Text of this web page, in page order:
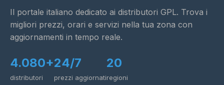
Il portale italiano dedicato ai distributori GPL. Trova i
migliori prezzi, orari e servizi nella tua zona con
aggiornamenti in tempo reale.
4.080+
distributori
24/7
prezzi aggiornati
20
regioni